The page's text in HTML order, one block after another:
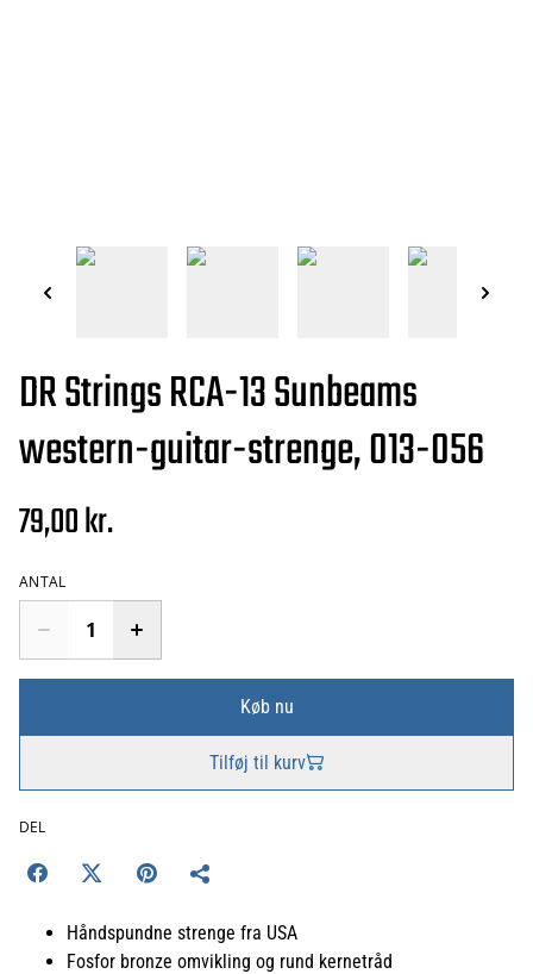
DR Strings RCA-13 Sunbeams
western-guitar-strenge, 013-056
79,00 kr.
ANTAL
Køb nu
Tilføj til kurv
DEL
Håndspundne strenge fra USA
Fosfor bronze omvikling og rund kernetråd